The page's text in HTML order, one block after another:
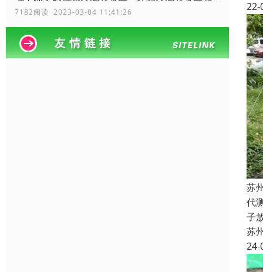
7182阅读 2023-03-04 11:41:26
22-
苏
代
子
苏
24-